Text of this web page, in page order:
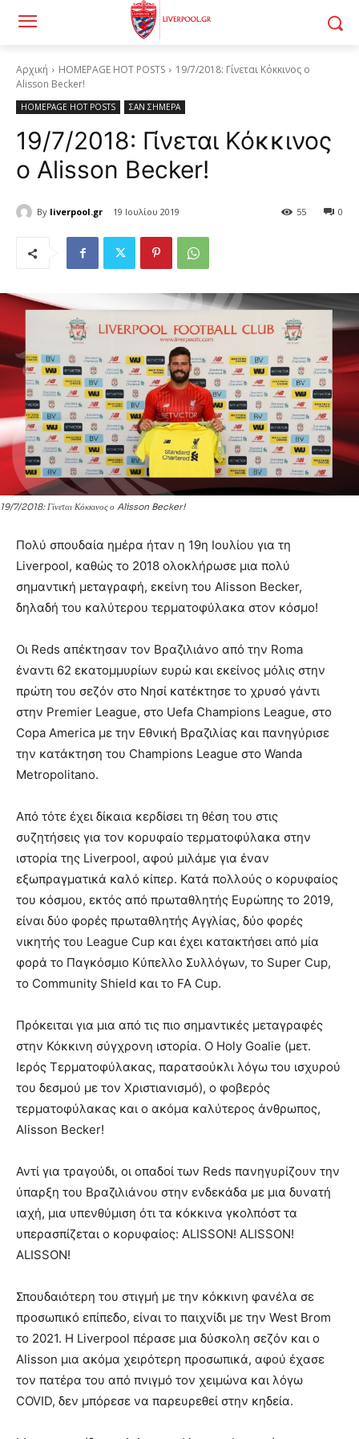
Αρχική HOMEPAGE HOT POSTS
19/7/2018: Γίνεται Κόκκινος ο
Alisson Becker!
HOMEPAGE HOT POSTS ΣΑΝ ΣΗΜΕΡΑ
19/7/2018: Γίνεται Κόκκινος
ο Alisson Becker!
By liverpool.gr 19 Ιουλίου 2019 0
55
19/7/2018: Γίνεται Κόκκινος ο Alisson Becker!
Πολύ σπουδαία ημέρα ήταν η 19η Ιουλίου για τη
Liverpool, καθώς το 2018 ολοκλήρωσε μια πολύ
σημαντική μεταγραφή, εκείνη του Alisson Becker,
δηλαδή του καλύτερου τερματοφύλακα στον κόσμο!
Οι Reds απέκτησαν τον Βραζιλιάνο από την Roma
έναντι 62 εκατομμυρίων ευρώ και εκείνος μόλις στην
πρώτη του σεζόν στο Νησί κατέκτησε το χρυσό γάντι
στην Premier League, στο Uefa Champions League, στο
Copa America με την Εθνική Βραζιλίας και πανηγύρισε
την κατάκτηση του Champions League στο Wanda
Metropolitano.
Από τότε έχει δίκαια κερδίσει τη θέση του στις
συζητήσεις για τον κορυφαίο τερματοφύλακα στην
ιστορία της Liverpool, αφού μιλάμε για έναν
εξωπραγματικά καλό κίπερ. Κατά πολλούς ο κορυφαίος
του κόσμου, εκτός από πρωταθλητής Ευρώπης το 2019,
είναι δύο φορές πρωταθλητής Αγγλίας, δύο φορές
νικητής του League Cup και έχει κατακτήσει από μία
φορά το Παγκόσμιο Κύπελλο Συλλόγων, το Super Cup,
το Community Shield και το FA Cup.
Πρόκειται για μια από τις πιο σημαντικές μεταγραφές
στην Κόκκινη σύγχρονη ιστορία. Ο Holy Goalie (μετ.
Ιερός Τερματοφύλακας, παρατσούκλι λόγω του ισχυρού
του δεσμού με τον Χριστιανισμό), ο φοβερός
τερματοφύλακας και ο ακόμα καλύτερος άνθρωπος,
Alisson Becker!
Αντί για τραγούδι, οι οπαδοί των Reds πανηγυρίζουν την
ύπαρξη του Βραζιλιάνου στην ενδεκάδα με μια δυνατή
ιαχή, μια υπενθύμιση ότι τα κόκκινα γκολπόστ τα
υπερασπίζεται ο κορυφαίος: ALISSON! ALISSON!
ALISSON!
Σπουδαιότερη του στιγμή με την κόκκινη φανέλα σε
προσωπικό επίπεδο, είναι το παιχνίδι με την West Brom
το 2021. Η Liverpool πέρασε μια δύσκολη σεζόν και ο
Alisson μια ακόμα χειρότερη προσωπικά, αφού έχασε
τον πατέρα του από πνιγμό τον χειμώνα και λόγω
COVID, δεν μπόρεσε να παρευρεθεί στην κηδεία.